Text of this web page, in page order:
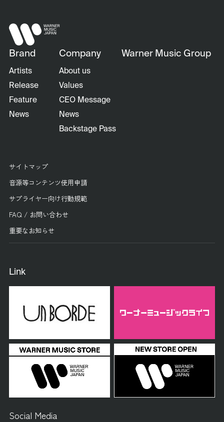
Brand
Artists
Release
Feature
News
Company
About us
Values
CEO Message
News
Backstage Pass
Warner Music Group
サイトマップ
音源等コンテンツ使用申請
サプライヤー向け行動規範
FAQ / お問い合わせ
重要なお知らせ
Link
Social Media